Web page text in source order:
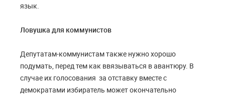
язык.
Ловушка для коммунистов
Депутатам-коммунистам также нужно хорошо
подумать, перед тем как ввязываться в авантюру. В
случае их голосования за отставку вместе с
демократами избиратель может окончательно